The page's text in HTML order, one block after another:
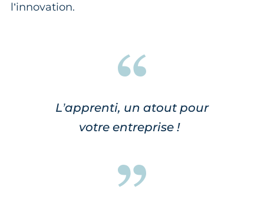
l’innovation.
L’apprenti, un atout pour
votre entreprise !